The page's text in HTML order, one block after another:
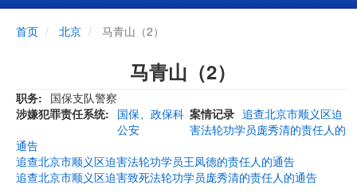
首页 北京 马青山（2）
马青山（2）
职务
国保支队警察
涉嫌犯罪责任系统
国保、政保科
公安
案情记录 追查北京市顺义区迫
害法轮功学员庞秀清的责任人的
通告
追查北京市顺义区迫害法轮功学员王凤德的责任人的通告
追查北京市顺义区迫害致死法轮功学员庞秀清的责任人的通告